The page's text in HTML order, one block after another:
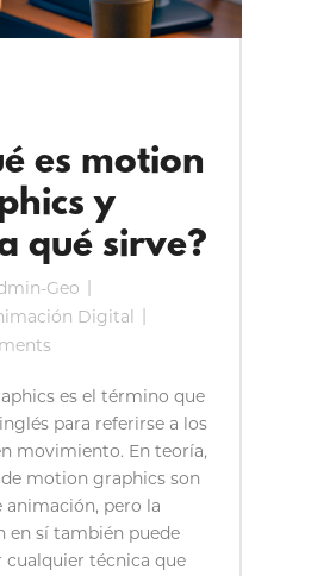
es motion
y
qué sirve?
Geo
Digital
es el término que
para referirse a los
movimiento. En teoría,
de motion graphics son
animación, pero la
en sí también puede
cualquier técnica que